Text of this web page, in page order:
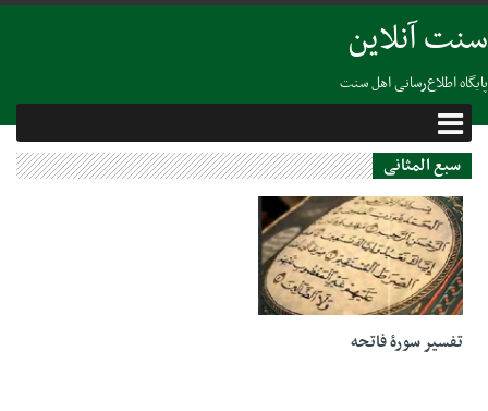
سنت آنلاین
پایگاه اطلاع‌رسانی اهل سنت
سبع المثانی
25 نوامبر 2018
تفسیر سورۀ فاتحه